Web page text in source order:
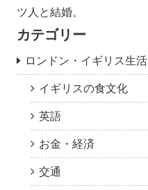
ツ人と結婚。
カテゴリー
ロンドン・イギリス生活
イギリスの食文化
英語
お金・経済
交通